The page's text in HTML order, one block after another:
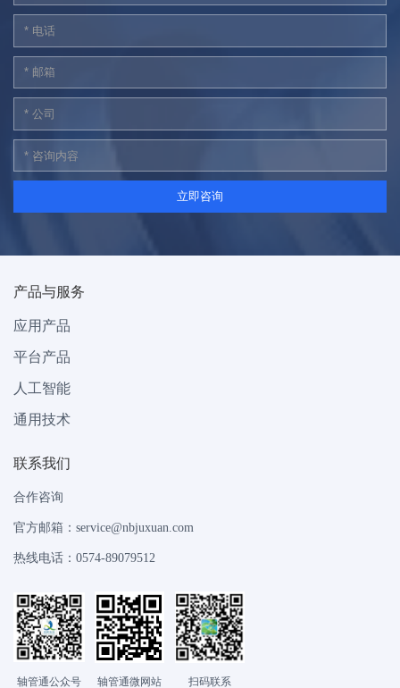
产品与服务
应用产品
平台产品
人工智能
通用技术
联系我们
合作咨询
官方邮箱：service@nbjuxuan.com
热线电话：0574-89079512
轴管通公众号 轴管通微网站 扫码联系